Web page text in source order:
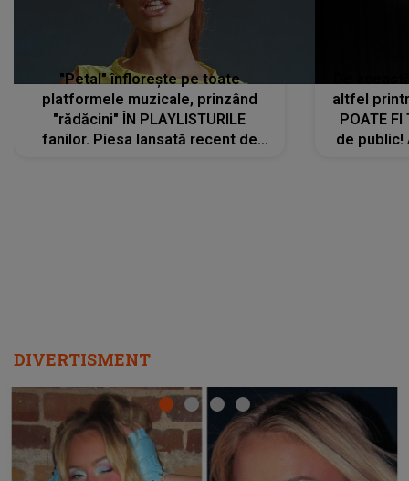
"Petal" înflorește pe toate
platformele muzicale, prinzând
"rădăcini" ÎN PLAYLISTURILE
fanilor. Piesa lansată recent de
altfel
POATE FI
de public!
DIVERTISMENT